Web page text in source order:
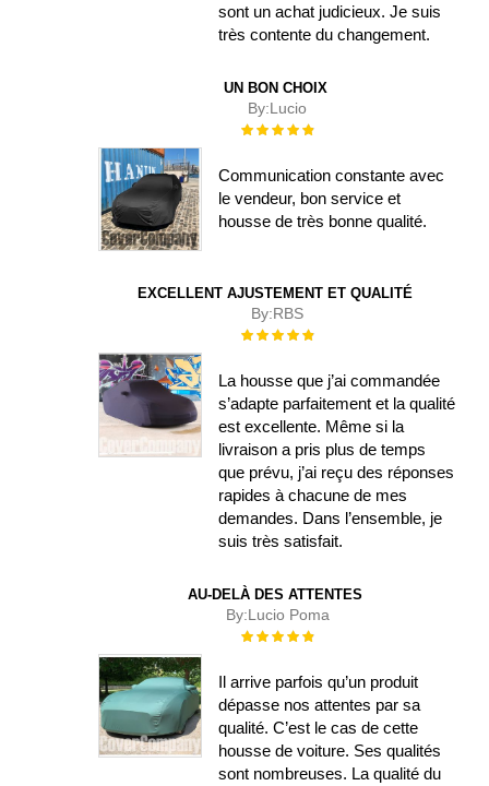
sont un achat judicieux. Je suis
très contente du changement.
UN BON CHOIX
By:Lucio
Évaluation :
Communication constante avec
le vendeur, bon service et
housse de très bonne qualité.
EXCELLENT AJUSTEMENT ET QUALITÉ
By:RBS
Évaluation :
La housse que j’ai commandée
s’adapte parfaitement et la qualité
est excellente. Même si la
livraison a pris plus de temps
que prévu, j’ai reçu des réponses
rapides à chacune de mes
demandes. Dans l’ensemble, je
suis très satisfait.
AU-DELÀ DES ATTENTES
By:Lucio Poma
Évaluation :
Il arrive parfois qu’un produit
dépasse nos attentes par sa
qualité. C’est le cas de cette
housse de voiture. Ses qualités
sont nombreuses. La qualité du